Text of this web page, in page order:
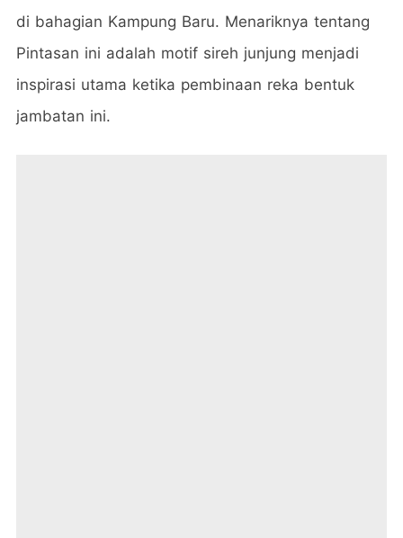
di bahagian Kampung Baru. Menariknya tentang
Pintasan ini adalah motif sireh junjung menjadi
inspirasi utama ketika pembinaan reka bentuk
jambatan ini.